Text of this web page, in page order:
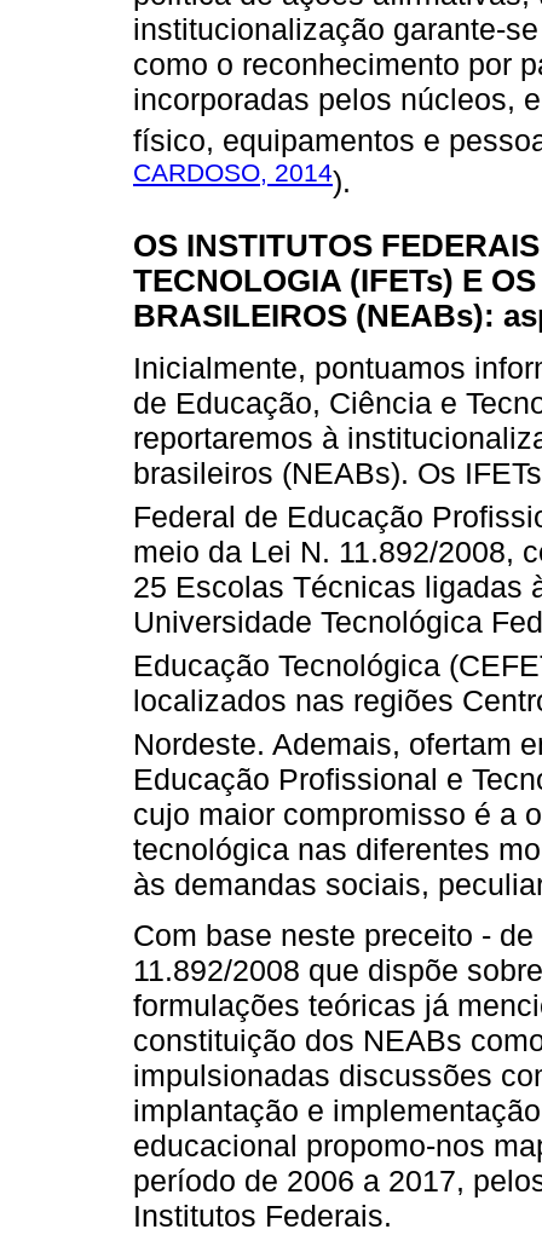
institucionalização garante-
como o reconhecimento por
incorporadas pelos núcleos,
físico, equipamentos e
CARDOSO, 2014).
OS INSTITUTOS
TECNOLOGIA (IFETs) E
BRASILEIROS (NEABs):
Inicialmente, pontuamos
de Educação, Ciência e
reportaremos à
brasileiros (NEABs). Os
Federal de Educação
meio da Lei N. 11.892/2008,
25 Escolas Técnicas ligadas
Universidade Tecnológica
Educação Tecnológica
localizados nas regiões
Nordeste. Ademais, ofertam
Educação Profissional e
cujo maior compromisso é a
tecnológica nas diferentes
às demandas sociais,
Com base neste preceito -
11.892/2008 que dispõe
formulações teóricas já
constituição dos NEABs
impulsionadas discussões
implantação e
educacional propomo-nos
período de 2006 a 2017,
Institutos Federais.